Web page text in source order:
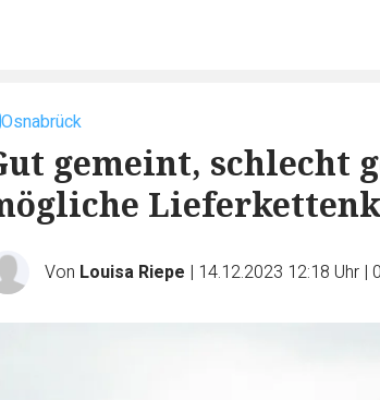
Osnabrück
gemeint, schlecht
Von Louisa Riepe | 14.12.2023 12:18 Uhr | 0